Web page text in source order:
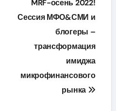
MRF-осень 2022!
Сессия МФО&СМИ и
блогеры –
трансформация
имиджа
микрофинансового
рынка